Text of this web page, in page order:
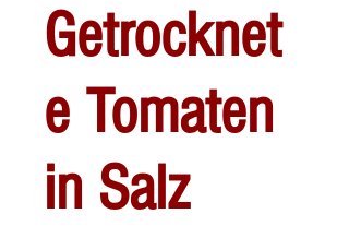
Getrocknet
e Tomaten
in Salz